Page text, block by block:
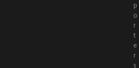
p
o
r
t
e
r
s